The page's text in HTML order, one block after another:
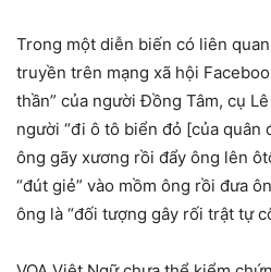
Trong một diễn biến có liên
truyền trên mạng xã hội
thần” của người Đồng Tâm, cụ
người “đi ô tô biển đỏ [của quân
ông gãy xương rồi đẩy ông lên
“đút giẻ” vào mồm ông rồi đưa
ông là “đối tượng gây rối trật tự